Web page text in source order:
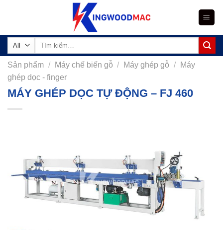
Tìm
Sản phẩm / Máy chế biến gỗ / Máy ghép gỗ /
Máy
ghép dọc - finger
MÁY GHÉP DỌC TỰ ĐỘNG – FJ 460